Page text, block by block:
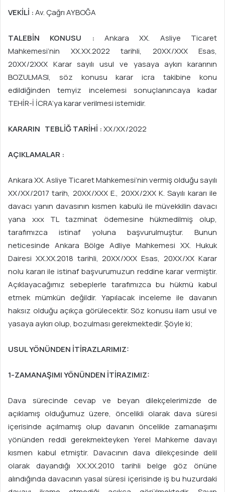
VEKİLİ :Av. Çağrı AYBOĞA
TALEBİN KONUSU : Ankara XX. Asliye Ticaret
Mahkemesi’nin XX.XX.2022 tarihli, 20XX/XXX Esas,
20XX/2XXX Karar sayılı usul ve yasaya aykırı kararının
BOZULMASI, söz konusu karar icra takibine konu
edildiğinden temyiz incelemesi sonuçlanıncaya kadar
TEHİR-İ İCRA’ya karar verilmesi istemidir.
KARARIN TEBLİĞ TARİHİ :XX/XX/2022
AÇIKLAMALAR :
Ankara XX. Asliye Ticaret Mahkemesi’nin vermiş olduğu sayılı
XX/XX/2017 tarih, 20XX/XXX E., 20XX/2XX K. Sayılı kararı ile
davacı yanın davasının kısmen kabulü ile müvekkilin davacı
yana xxx TL tazminat ödemesine hükmedilmiş olup,
tarafımızca istinaf yoluna başvurulmuştur. Bunun
neticesinde Ankara Bölge Adliye Mahkemesi XX. Hukuk
Dairesi XX.XX.2018 tarihli, 20XX/XXX Esas, 20XX/XX Karar
nolu kararı ile istinaf başvurumuzun reddine karar vermiştir.
Açıklayacağımız sebeplerle tarafımızca bu hükmü kabul
etmek mümkün değildir. Yapılacak inceleme ile davanın
haksız olduğu açıkça görülecektir. Söz konusu ilam usul ve
yasaya aykırı olup, bozulması gerekmektedir. Şöyle ki;
USUL YÖNÜNDEN İTİRAZLARIMIZ:
1-ZAMANAŞIMI YÖNÜNDEN İTİRAZIMIZ:
Dava sürecinde cevap ve beyan dilekçelerimizde de
açıklamış olduğumuz üzere, öncelikli olarak dava süresi
içerisinde açılmamış olup davanın öncelikle zamanaşımı
yönünden reddi gerekmekteyken Yerel Mahkeme davayı
kısmen kabul etmiştir. Davacının dava dilekçesinde delil
olarak dayandığı XX.XX.2010 tarihli belge göz önüne
alındığında davacının yasal süresi içerisinde iş bu huzurdaki